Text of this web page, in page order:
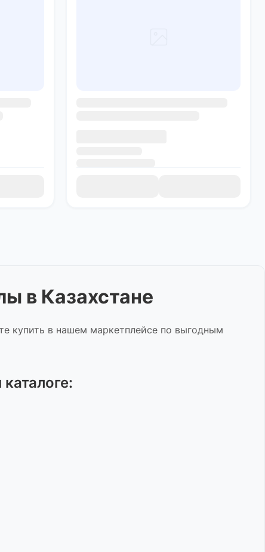
в Казахстане
купить в нашем маркетплейсе по выгодным